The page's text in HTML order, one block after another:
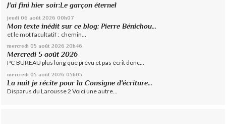
J'ai fini hier soir:Le garçon éternel
jeudi 06 août 2026 00h07
Mon texte inédit sur ce blog: Pierre Bénichou...
et le mot facultatif : chemin...
mercredi 05 août 2026 20h46
Mercredi 5 août 2026
PC BUREAU plus long que prévu et pas écrit donc...
mercredi 05 août 2026 05h05
La nuit je récite pour la Consigne d'écriture...
Disparus du Larousse 2 Voici une autre...